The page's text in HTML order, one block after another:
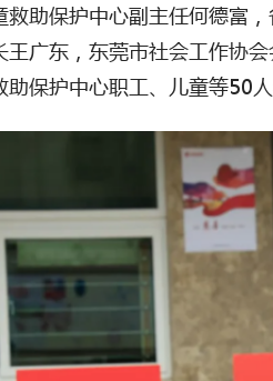
救助保护中心副主任何德富
王广东，东莞市社会工作协
助保护中心职工、儿童等50